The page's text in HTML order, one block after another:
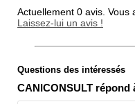
Actuellement 0 avis. Vous
Laissez-lui un avis !
Note globale
Questions des intéressés
CANICONSULT répond